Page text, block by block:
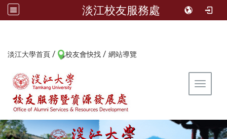
淡江校友服務處
淡江大學首頁 / 校友會快找 / 網站導覽
Toggle